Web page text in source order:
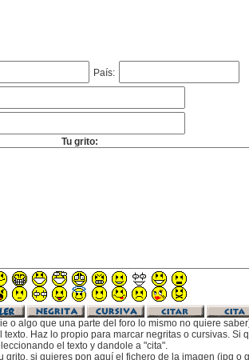
País:
Tu grito:
algo que una parte del foro lo mismo no quiere
Haz lo propio para marcar negritas o cursivas. Si
el texto y dandole a "cita".
grito, si quieres pon aquí el fichero de la imagen (jpg o